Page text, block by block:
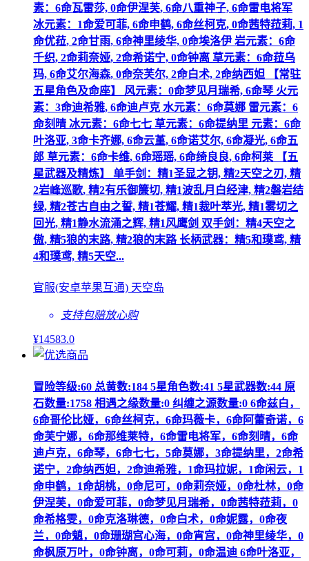
素：6命瓦雷莎, 0命伊涅芙, 6命八重神子, 6命雷电将军
冰元素：1命爱可菲, 6命申鹤, 6命丝柯克, 0命茜特菈莉, 1
命优菈, 2命甘雨, 6命神里绫华, 0命埃洛伊 岩元素：6命
千织, 2命莉奈娅, 2命希诺宁, 0命钟离 草元素：6命菈乌
玛, 6命艾尔海森, 0命奈芙尔, 2命白术, 2命纳西妲 【常驻
五星角色及命座】 风元素：0命梦见月瑞希, 6命琴 火元
素：3命迪希雅, 6命迪卢克 水元素：6命莫娜 雷元素：6
命刻晴 冰元素：6命七七 草元素：6命提纳里 元素：6命
叶洛亚, 3命卡齐娜, 6命云堇, 6命诺艾尔, 6命凝光, 6命五
郎 草元素：6命卡维, 6命瑶瑶, 6命绮良良, 6命柯莱 【五
星武器及精炼】 单手剑：精1圣显之钥, 精2天空之刃, 精
2岩峰巡歌, 精2有乐御簾切, 精1波乱月白经津, 精2磐岩结
绿, 精2苍古自由之誓, 精1苍耀, 精1裁叶萃光, 精1雾切之
回光, 精1静水流涌之辉, 精1风鹰剑 双手剑：精4天空之
傲, 精5狼的末路, 精2狼的末路 长柄武器：精5和璞鸢, 精
4和璞鸢, 精5天空...
官服(安卓苹果互通) 天空岛
支持包赔放心购
¥14583.0
冒险等级:60 总黄数:184 5星角色数:41 5星武器数:44 原
石数量:1758 相遇之缘数量:0 纠缠之源数量:0 6命兹白，
6命哥伦比娅，6命丝柯克，6命玛薇卡，6命阿蕾奇诺，6
命芙宁娜，6命那维莱特，6命雷电将军，6命刻晴，6命
迪卢克，6命琴，6命七七，5命莫娜，3命提纳里，2命希
诺宁，2命纳西妲，2命迪希雅，1命玛拉妮，1命闲云，1
命申鹤，1命胡桃，0命尼可，0命莉奈娅，0命杜林，0命
伊涅芙，0命爱可菲，0命梦见月瑞希，0命茜特菈莉，0
命希格雯，0命克洛琳德，0命白术，0命妮露，0命夜
兰，0命魈，0命珊瑚宫心海，0命宵宫，0命神里绫华，0
命枫原万叶，0命钟离，0命可莉，0命温迪 6命叶洛亚，